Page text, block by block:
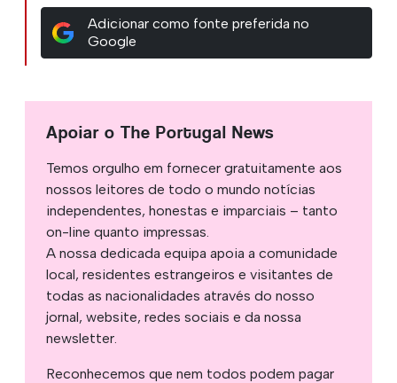
Adicionar como fonte preferida no
Google
Apoiar o The Portugal News
Temos orgulho em fornecer gratuitamente aos
nossos leitores de todo o mundo notícias
independentes, honestas e imparciais – tanto
on-line quanto impressas.
A nossa dedicada equipa apoia a comunidade
local, residentes estrangeiros e visitantes de
todas as nacionalidades através do nosso
jornal, website, redes sociais e da nossa
newsletter.
Reconhecemos que nem todos podem pagar